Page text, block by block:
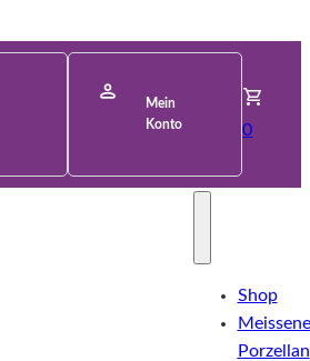
Mein
Konto
0
Shop
Porzellan